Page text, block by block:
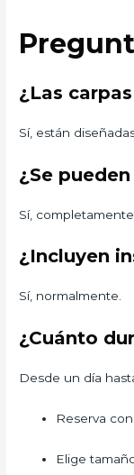
¿Las
Sí, están
¿Se
Sí, completamente.
¿Incluyen
Sí, normalmente.
¿Cuánto
Desde un día
Reserva
Elige